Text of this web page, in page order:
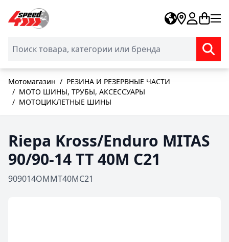
Skip to Content
Мотомагазин / РЕЗИНА И РЕЗЕРВНЫЕ ЧАСТИ
/ MOTO ШИНЫ, ТРУБЫ, АКСЕССУАРЫ
/ МОТОЦИКЛЕТНЫЕ ШИНЫ
Riepa Kross/Enduro MITAS
90/90-14 TT 40M C21
909014OMMT40MC21